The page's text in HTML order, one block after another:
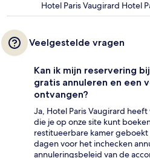
Hotel Paris Vaugirard Hotel
Veelgestelde vragen
Kan ik mijn reservering
gratis annuleren en een
ontvangen?
Ja, Hotel Paris Vaugirard
die je op onze site kunt
restitueerbare kamer
dagen voor het inchecken
annuleringsbeleid van de